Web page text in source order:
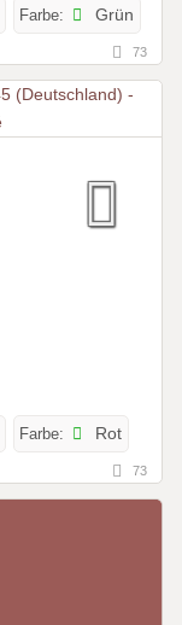
Farbe: Grün
73
Farbe: Rot
73